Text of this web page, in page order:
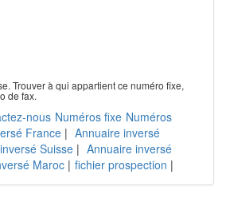
Trouver à qui appartient ce numéro fixe,
de fax.
nous Numéros fixe Numéros
France | Annuaire inversé
Suisse | Annuaire inversé
Maroc | fichier prospection |